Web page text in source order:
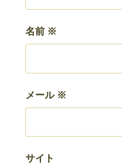
名前 ※
メール ※
サイト